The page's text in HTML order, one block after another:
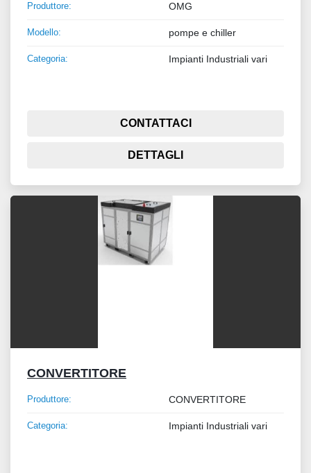
Produttore: OMG
Modello: pompe e chiller
Categoria: Impianti Industriali vari
CONTATTACI
DETTAGLI
CONVERTITORE
Produttore: CONVERTITORE
Categoria: Impianti Industriali vari